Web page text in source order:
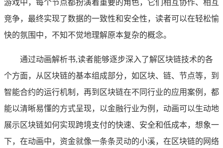
游戏中，每个节点都扮演着重要的角色，它们相互协作、相互
竞争，最终实现了数据的一致性和安全性，读者可以在轻松愉
快的氛围中，不知不觉地理解原本复杂的概念。
通过动画解析书,读者能够逐步深入了解区块链技术的各
个方面，从区块链的基本组成部分，如区块、链、节点等，到
智能合约的运行机制，再到区块链在不同行业的应用案例，都
能以清晰易懂的方式呈现，以金融行业为例，动画可以生动地
展示区块链如何实现跨境支付的快速、安全和低成本，想象一
下，在动画中，资金就像一条条灵动的小溪，在区块链的网络